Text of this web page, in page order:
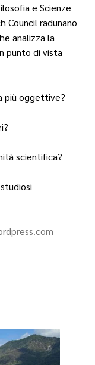
e Scienze
Council radunano
analizza la
punto di vista
più oggettive?
scientifica?